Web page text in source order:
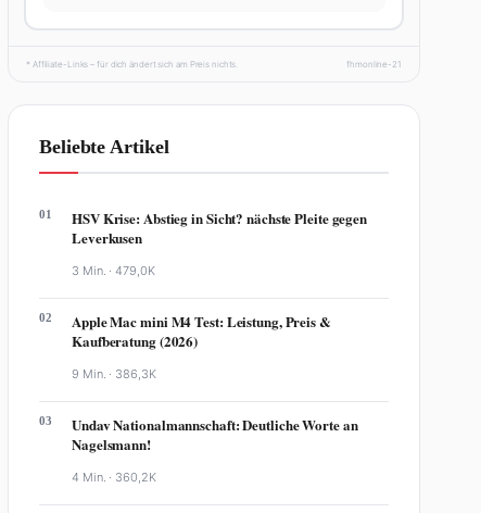
* Affiliate-Links – für dich ändert sich am Preis nichts. fhmonline-21
Beliebte Artikel
01
HSV Krise: Abstieg in Sicht? nächste Pleite gegen
Leverkusen
3 Min. ·479,0K
02
Apple Mac mini M4 Test: Leistung, Preis &
Kaufberatung (2026)
9 Min. · 386,3K
03
Undav Nationalmannschaft: Deutliche Worte an
Nagelsmann!
4 Min. · 360,2K